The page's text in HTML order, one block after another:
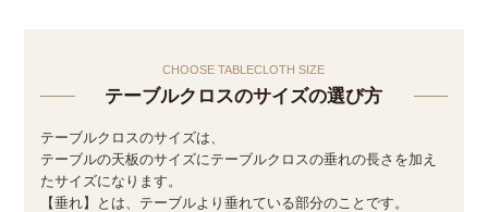
CHOOSE TABLECLOTH SIZE
テーブルクロスのサイズの選び方
テーブルクロスのサイズは、
テーブルの天板のサイズにテーブルクロスの垂れの長さを加え
たサイズになります。
【垂れ】とは、テーブルより垂れている部分のことです。